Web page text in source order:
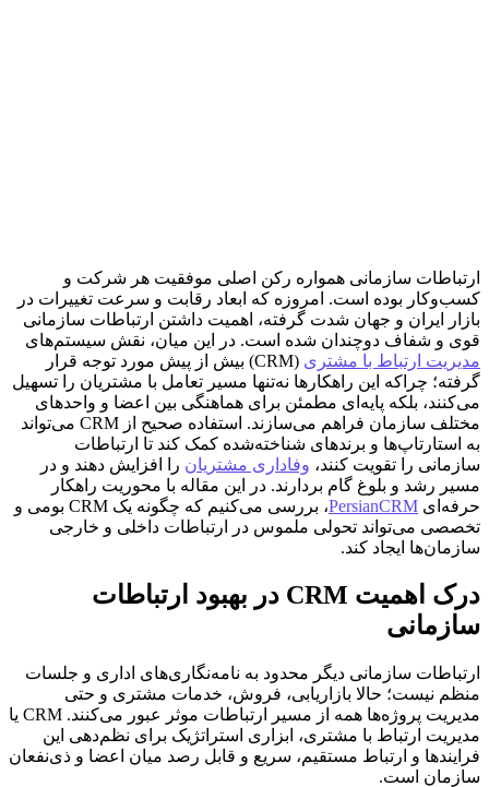
ارتباطات سازمانی همواره رکن اصلی موفقیت هر شرکت و
کسب‌وکار بوده است. امروزه که ابعاد رقابت و سرعت تغییرات در
بازار ایران و جهان شدت گرفته، اهمیت داشتن ارتباطات سازمانی
قوی و شفاف دوچندان شده است. در این میان، نقش سیستم‌های
مدیریت ارتباط با مشتری
(CRM) بیش از پیش مورد توجه قرار
گرفته؛ چراکه این راهکارها نه‌تنها مسیر تعامل با مشتریان را تسهیل
می‌کنند، بلکه پایه‌ای مطمئن برای هماهنگی بین اعضا و واحدهای
مختلف سازمان فراهم می‌سازند. استفاده صحیح از CRM می‌تواند
به استارتاپ‌ها و برندهای شناخته‌شده کمک کند تا ارتباطات
سازمانی را تقویت کنند، وفاداری مشتریان را افزایش دهند و در
مسیر رشد و بلوغ گام بردارند. در این مقاله با محوریت راهکار
حرفه‌ای PersianCRM
، بررسی می‌کنیم که چگونه یک CRM بومی و
تخصصی می‌تواند تحولی ملموس در ارتباطات داخلی و خارجی
سازمان‌ها ایجاد کند.
درک اهمیت CRM در بهبود ارتباطات
سازمانی
ارتباطات سازمانی دیگر محدود به نامه‌نگاری‌های اداری و جلسات
منظم نیست؛ حالا بازاریابی، فروش، خدمات مشتری و حتی
مدیریت پروژه‌ها همه از مسیر ارتباطات موثر عبور می‌کنند. CRM یا
مدیریت ارتباط با مشتری، ابزاری استراتژیک برای نظم‌دهی این
فرایندها و ارتباط مستقیم، سریع و قابل رصد میان اعضا و ذی‌نفعان
سازمان است.